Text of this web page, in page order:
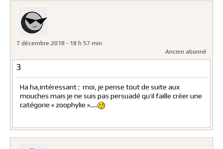
7 décembre 2018 - 18 h 57 min
Ancien abonné
3
Ha ha,intéressant ; moi, je pense tout de suite aux
mouches mais je ne suis pas persuadé qu’il faille créer une
catégorie « zoophylie »…..